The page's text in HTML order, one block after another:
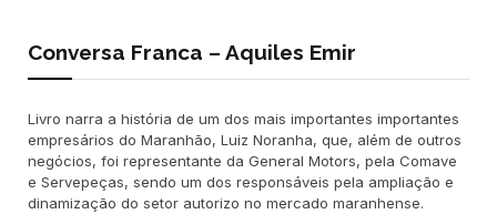
Conversa Franca – Aquiles Emir
Livro narra a história de um dos mais importantes importantes
empresários do Maranhão, Luiz Noranha, que, além de outros
negócios, foi representante da General Motors, pela Comave
e Servepeças, sendo um dos responsáveis pela ampliação e
dinamização do setor autorizo no mercado maranhense.